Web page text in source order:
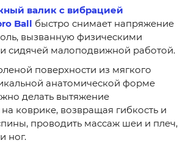
валик с вибрацией
Ball быстро снимает напряжение
вызванную физическими
сидячей малоподвижной работой.
поверхности из мягкого
анатомической форме
делать вытяжение
коврике, возвращая гибкость и
проводить массаж шеи и плеч,
ног.